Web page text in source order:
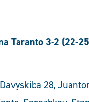
Taranto 3-2 (22-
28,